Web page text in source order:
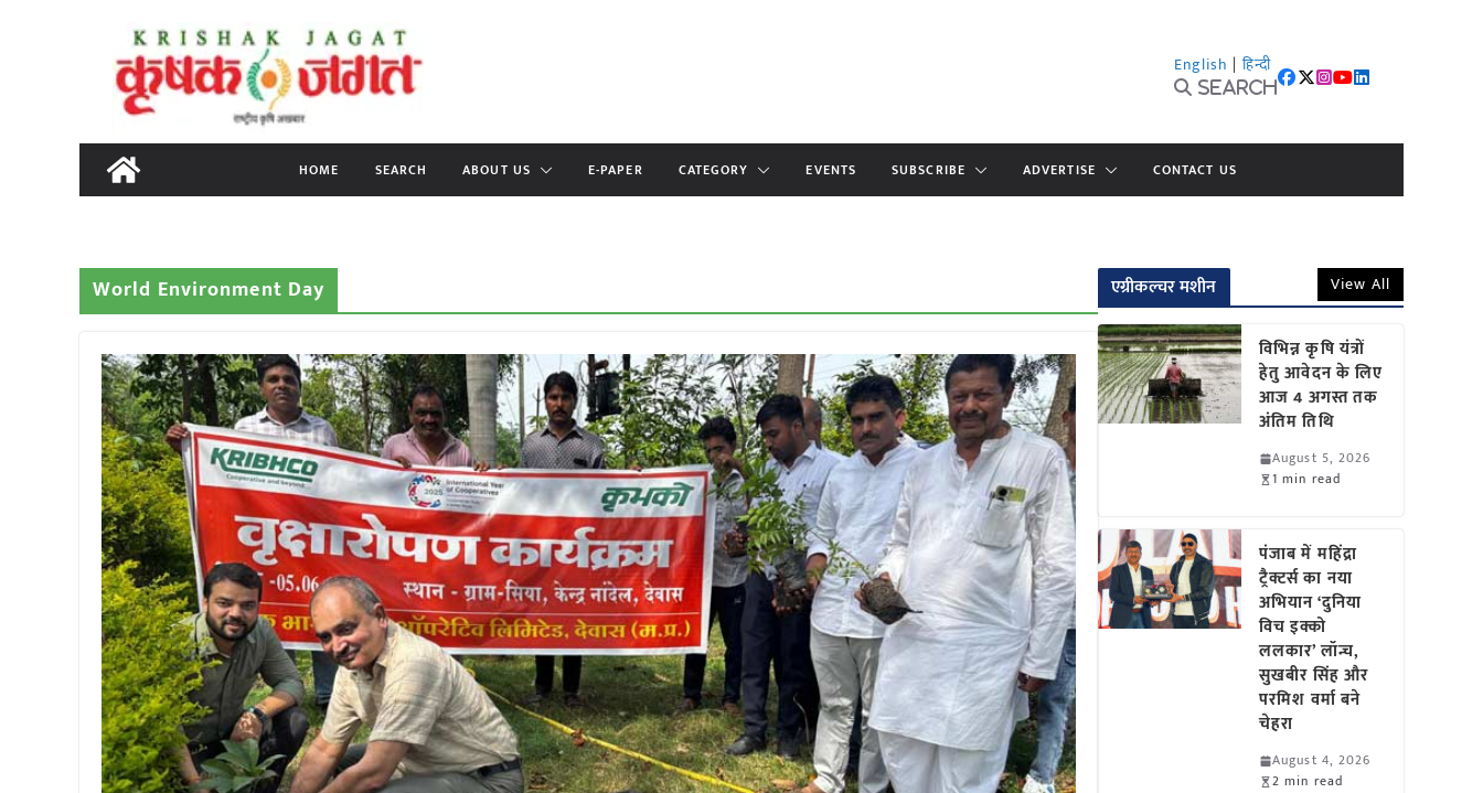
content
English | हिन्दी
Search
HOME SEARCH ABOUT US E-PAPER CATEGORY EVENTS SUBSCRIBE ADVERTISE CONTACT US
World Environment Day एग्रीकल्चर मशीन View All
विभिन्न कृषि यंत्रों
हेतु आवेदन के लिए
आज 4 अगस्त तक
अंतिम तिथि
August 5, 2026
1 min read
पंजाब में महिंद्रा
ट्रैक्टर्स का नया
अभियान ‘दुनिया
विच इक्को
ललकार’ लॉन्च,
सुखबीर सिंह और
परमिश वर्मा बने
चेहरा
August 4, 2026
2 min read